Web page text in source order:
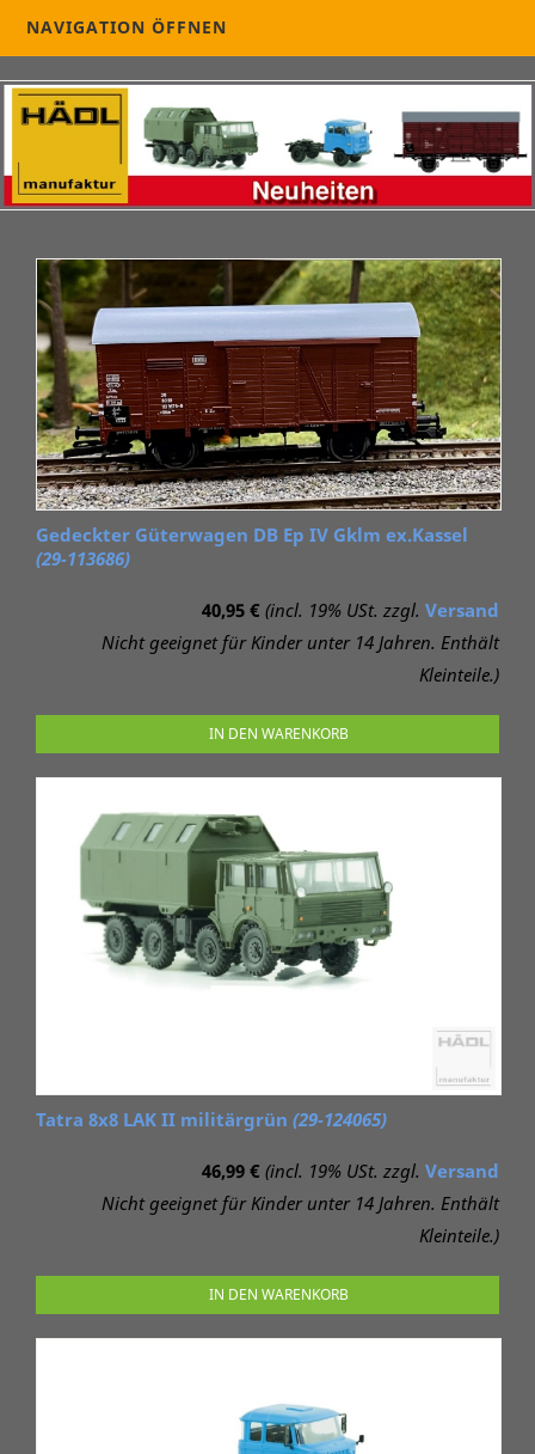
NAVIGATION ÖFFNEN
Gedeckter Güterwagen DB Ep IV Gklm ex.Kassel
(29-113686)
40,95 € (incl. 19% USt. zzgl. Versand
Nicht geeignet für Kinder unter 14 Jahren. Enthält
Kleinteile.)
IN DEN WARENKORB
Tatra 8x8 LAK II militärgrün (29-124065)
46,99 € (incl. 19% USt. zzgl. Versand
Nicht geeignet für Kinder unter 14 Jahren. Enthält
Kleinteile.)
IN DEN WARENKORB